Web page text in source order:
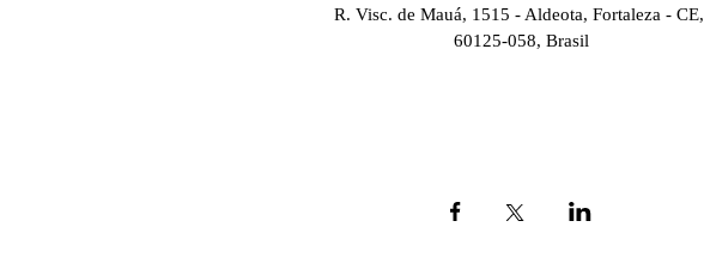
R. Visc. de Mauá, 1515 - Aldeota, Fortaleza - CE,
60125-058, Brasil